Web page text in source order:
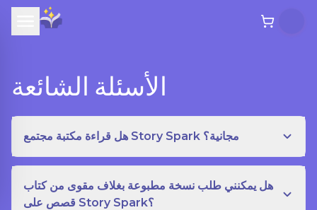
الأسئلة الشائعة
هل قراءة مكتبة مجتمع Story Spark مجانية؟
هل يمكنني طلب نسخة مطبوعة بغلاف مقوى من كتاب
قصص على Story Spark؟